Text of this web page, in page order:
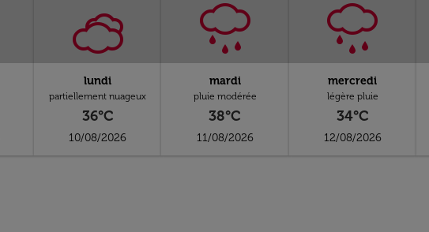
lundi
partiellement nuageux
36°C
10/08/2026
mardi
pluie modérée
38°C
11/08/2026
mercredi
légère pluie
34°C
12/08/2026